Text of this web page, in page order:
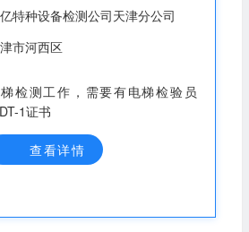
特种设备检测公司天津分公司
市河西区
检测工作，需要有电梯检验员
1证书
查看详情